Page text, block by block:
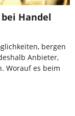
Handel
bergen
Anbieter,
Worauf es beim